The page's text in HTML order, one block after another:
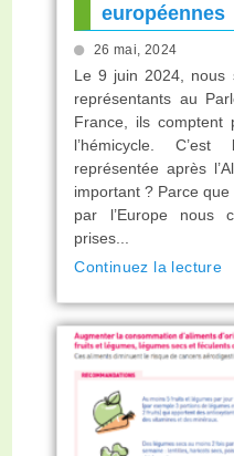
européennes
26 mai, 2024
Le 9 juin 2024, nous
représentants au
France, ils
l’hémicycle.
représentée après
important ? Parce
par l’Europe nous
prises...
Continuez la lecture